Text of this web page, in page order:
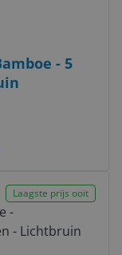
- 5
Laagste prijs ooit